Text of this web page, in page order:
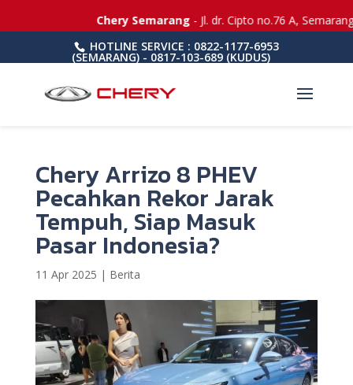
HOTLINE SERVICE : 0822-1177-6953
(SEMARANG) - 0817-103-689 (KUDUS)
Chery Arrizo 8 PHEV
Pecahkan Rekor Jarak
Tempuh, Siap Masuk
Pasar Indonesia?
11 Apr 2025 | Berita
Chery Semarang- Jl. dr. Cipto no.76 A,